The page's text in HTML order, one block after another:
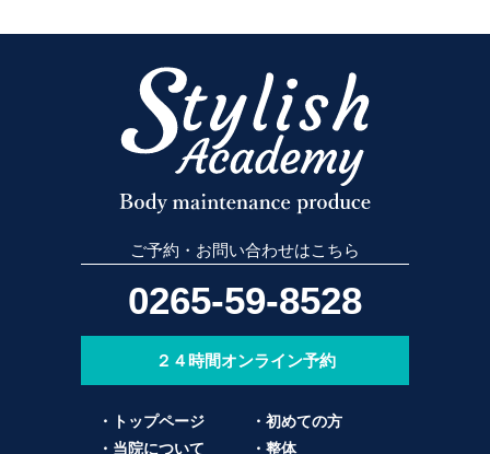
ご予約・お問い合わせはこちら
0265-59-8528
２４時間オンライン予約
・トップページ
・初めての方
・当院について
・整体